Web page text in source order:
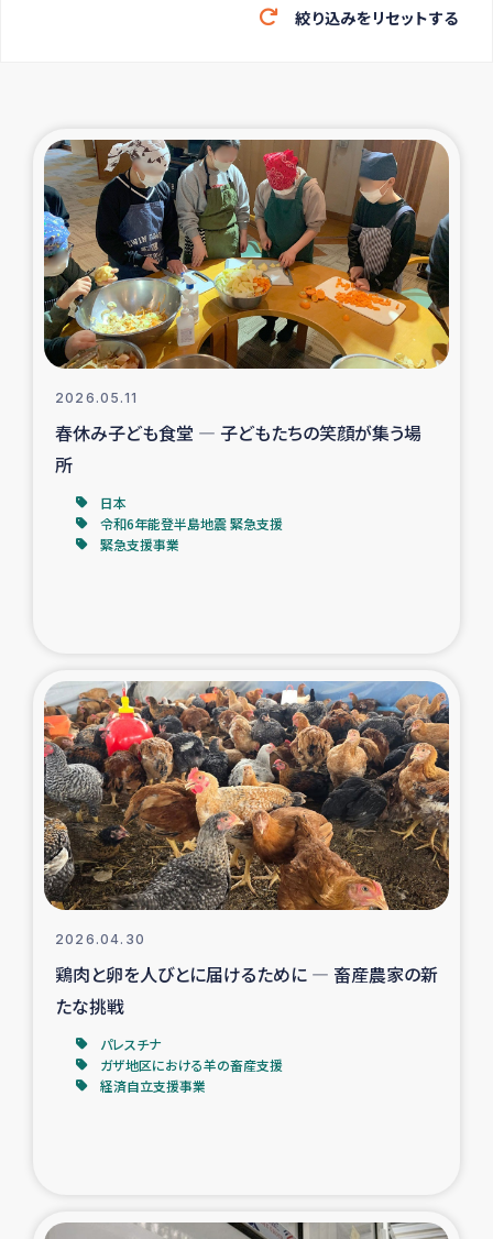
緊急救援の時代
東ティモール豪雨緊急支援
大雨による洪水被災者支援
カカオ生産者支援事業
シリア国内避難民・帰還民の生活再建支援
トルコにおけるシリア難民支援事業
インドネシア中部 スラウェシの地震・津波被災者支援
スリランカ ジャフナ県干物事業
スリランカの南北女性をつなぐサリー・リサイクル・プロ
ジェクト
復興支援事業
民際教育事業
ガザ人道支援
令和6年能登半島地震 緊急支援
タイ国境ミャンマー移民子ども支援
絞り込みをリセットする
2026.05.11
春休み子ども食堂 ― 子どもたちの笑顔が集う場
所
日本
令和6年能登半島地震 緊急支援
緊急支援事業
2026.04.30
鶏肉と卵を人びとに届けるために ― 畜産農家の新
たな挑戦
パレスチナ
ガザ地区における羊の畜産支援
経済自立支援事業